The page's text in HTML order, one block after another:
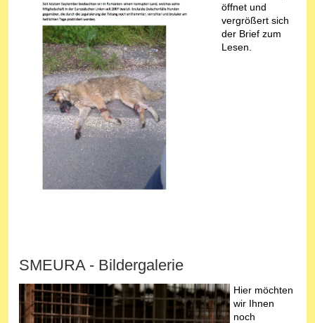
öffnet und
vergrößert sich
der Brief zum
Lesen.
SMEURA - Bildergalerie
Hier möchten
wir Ihnen
noch